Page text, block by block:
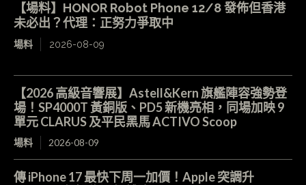
【場料】HONOR Robot Phone 12/8 發佈但香港
未必出？代理：正努力爭取中
場料 2026-08-09
【2026 高級音響展】Astell&Kern 旗艦陣容強勢登
場！SP4000T 黃銅版、PD5 新機亮相，同場加映 9
單元 CLARUS 及平民黑馬 ACTIVO Scoop
場料 2026-08-09
傳 iPhone 17 最快下周一加價！Apple 突調升